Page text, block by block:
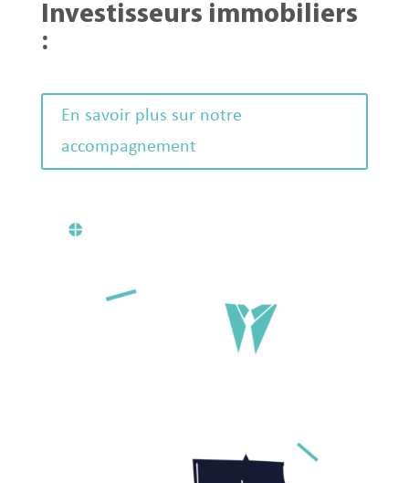
Investisseurs immobiliers
:
En savoir plus sur notre
accompagnement